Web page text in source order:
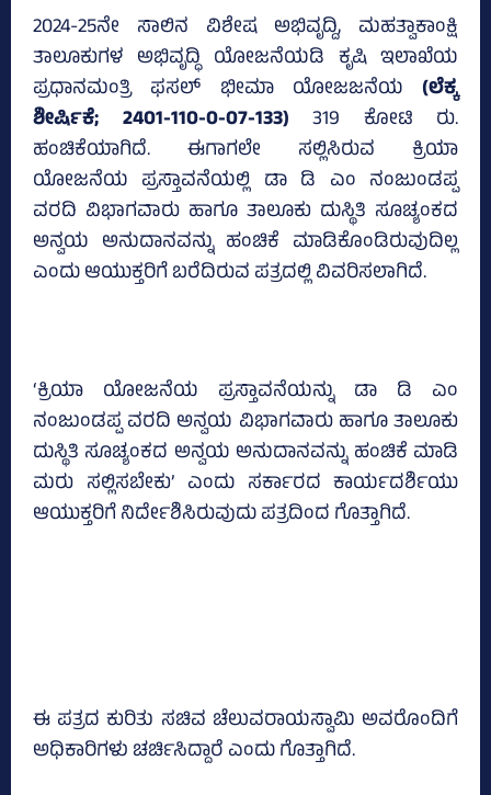
2024-25ನೇ ಸಾಲಿನ ವಿಶೇಷ ಅಭಿವೃದ್ದಿ, ಮಹತ್ವಾಕಾಂಕ್ಷಿ
ತಾಲೂಕುಗಳ ಅಭಿವೃದ್ಧಿ ಯೋಜನೆಯಡಿ ಕೃಷಿ ಇಲಾಖೆಯ
ಪ್ರಧಾನಮಂತ್ರಿ ಫಸಲ್‌ ಭೀಮಾ ಯೋಜಜನೆಯ (ಲೆಕ್ಕ
ಶೀರ್ಷಿಕೆ; 2401-110-0-07-133) 319 ಕೋಟಿ ರು.
ಹಂಚಿಕೆಯಾಗಿದೆ. ಈಗಾಗಲೇ ಸಲ್ಲಿಸಿರುವ ಕ್ರಿಯಾ
ಯೋಜನೆಯ ಪ್ರಸ್ತಾವನೆಯಲ್ಲಿ ಡಾ ಡಿ ಎಂ ನಂಜುಂಡಪ್ಪ
ವರದಿ ವಿಭಾಗವಾರು ಹಾಗೂ ತಾಲೂಕು ದುಸ್ಥಿತಿ ಸೂಚ್ಯಂಕದ
ಅನ್ವಯ ಅನುದಾನವನ್ನು ಹಂಚಿಕೆ ಮಾಡಿಕೊಂಡಿರುವುದಿಲ್ಲ
ಎಂದು ಆಯುಕ್ತರಿಗೆ ಬರೆದಿರುವ ಪತ್ರದಲ್ಲಿ ವಿವರಿಸಲಾಗಿದೆ.
‘ಕ್ರಿಯಾ ಯೋಜನೆಯ ಪ್ರಸ್ತಾವನೆಯನ್ನು ಡಾ ಡಿ ಎಂ
ನಂಜುಂಡಪ್ಪ ವರದಿ ಅನ್ವಯ ವಿಭಾಗವಾರು ಹಾಗೂ ತಾಲೂಕು
ದುಸ್ಥಿತಿ ಸೂಚ್ಯಂಕದ ಅನ್ವಯ ಅನುದಾನವನ್ನು ಹಂಚಿಕೆ ಮಾಡಿ
ಮರು ಸಲ್ಲಿಸಬೇಕು’ ಎಂದು ಸರ್ಕಾರದ ಕಾರ್ಯದರ್ಶಿಯು
ಆಯುಕ್ತರಿಗೆ ನಿರ್ದೇಶಿಸಿರುವುದು ಪತ್ರದಿಂದ ಗೊತ್ತಾಗಿದೆ.
ಈ ಪತ್ರದ ಕುರಿತು ಸಚಿವ ಚೆಲುವರಾಯಸ್ವಾಮಿ ಅವರೊಂದಿಗೆ
ಅಧಿಕಾರಿಗಳು ಚರ್ಚಿಸಿದ್ದಾರೆ ಎಂದು ಗೊತ್ತಾಗಿದೆ.